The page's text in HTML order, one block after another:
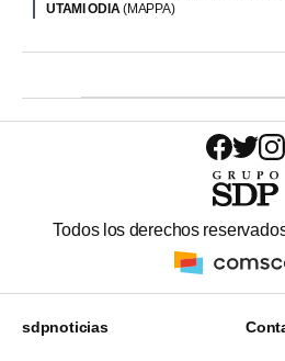
UTAMI ODIA(MAPPA)
Todos los derechos
sdpnoticias